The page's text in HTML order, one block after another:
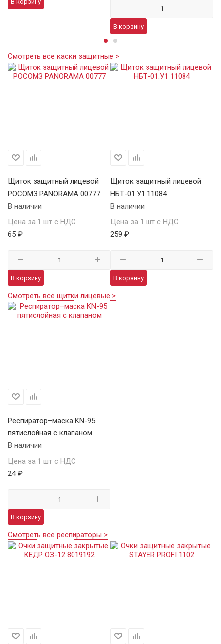
В корзину
В корзину
Смотреть все каски защитные >
Щиток защитный лицевой
РОСОМЗ PANORAMA 00777
В наличии
Цена за 1 шт с НДС
65 ₽
В корзину
Щиток защитный лицевой
НБТ-01.У1 11084
В наличии
Цена за 1 шт с НДС
259 ₽
В корзину
Смотреть все щитки лицевые >
Респиратор–маска KN-95
пятислойная с клапаном
В наличии
Цена за 1 шт с НДС
24 ₽
В корзину
Смотреть все респираторы >